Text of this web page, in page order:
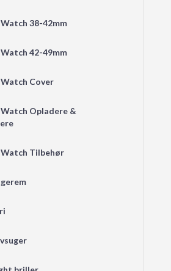
38-42mm
42-49mm
Cover
Opladere &
Tilbehør